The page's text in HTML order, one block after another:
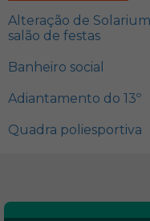
Alteração de
salão de festas
Banheiro social
Adiantamento do 13º
Quadra poliesportiva